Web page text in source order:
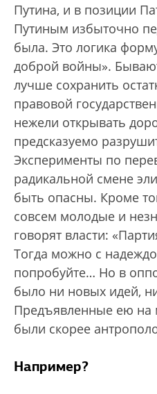
Путина, и в позиции
Путиным избыточно
была. Это логика
доброй войны».
лучше сохранить
правовой
нежели открывать
предсказуемо
Эксперименты по
радикальной смене
быть опасны. Кроме
совсем молодые и
говорят власти:
Тогда можно с
попробуйте… Но в
было ни новых идей,
Предъявленные ею на
были скорее
Например?